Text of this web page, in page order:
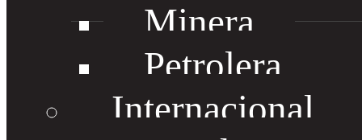
Minera
Petrolera
Internacional